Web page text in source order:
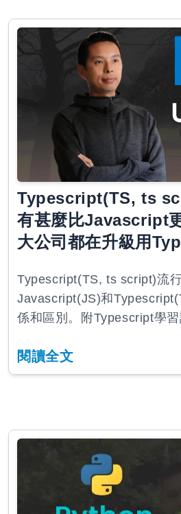
Typescript(TS, ts
有甚麼比Javascript
大公司都在升級用
Typescript(TS, ts script)流行
Javascript(JS)和
係和區別。附Typescript學
閱讀全文